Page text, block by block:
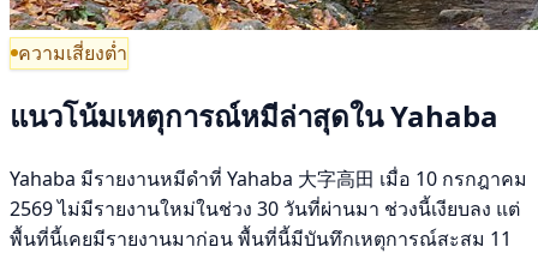
ความเสี่ยงต่ำ
แนวโน้มเหตุการณ์หมีล่าสุดใน Yahaba
Yahaba มีรายงานหมีดำที่ Yahaba 大字高田 เมื่อ 10 กรกฎาคม
2569 ไม่มีรายงานใหม่ในช่วง 30 วันที่ผ่านมา ช่วงนี้เงียบลง แต่
พื้นที่นี้เคยมีรายงานมาก่อน พื้นที่นี้มีบันทึกเหตุการณ์สะสม 11